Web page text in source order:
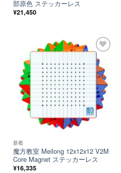
部原色 ステッカーレス
¥21,450
ほし
い！
新着
魔方教室 Meilong 12x12x12 V2M
Core Magnet ステッカーレス
¥16,335